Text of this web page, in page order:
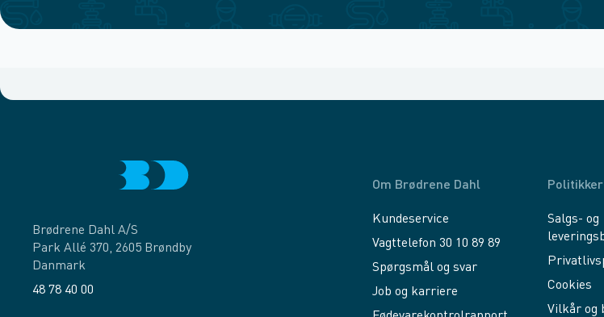
Brødrene Dahl A/S
Park Allé 370, 2605 Brøndby
Danmark
48 78 40 00
Om Brødrene Dahl
Kundeservice
Vagttelefon 30 10 89 89
Spørgsmål og svar
Job og karriere
Politikker
Salgs- og
Cookies
Vilkår og